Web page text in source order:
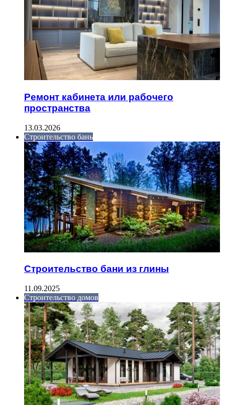
Ремонт кабинета или рабочего
пространства
13.03.2026
Строительство бань
Строительство бани из глины
11.09.2025
Строительство домов